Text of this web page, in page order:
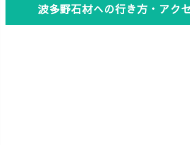
波多野石材への行き方・アク